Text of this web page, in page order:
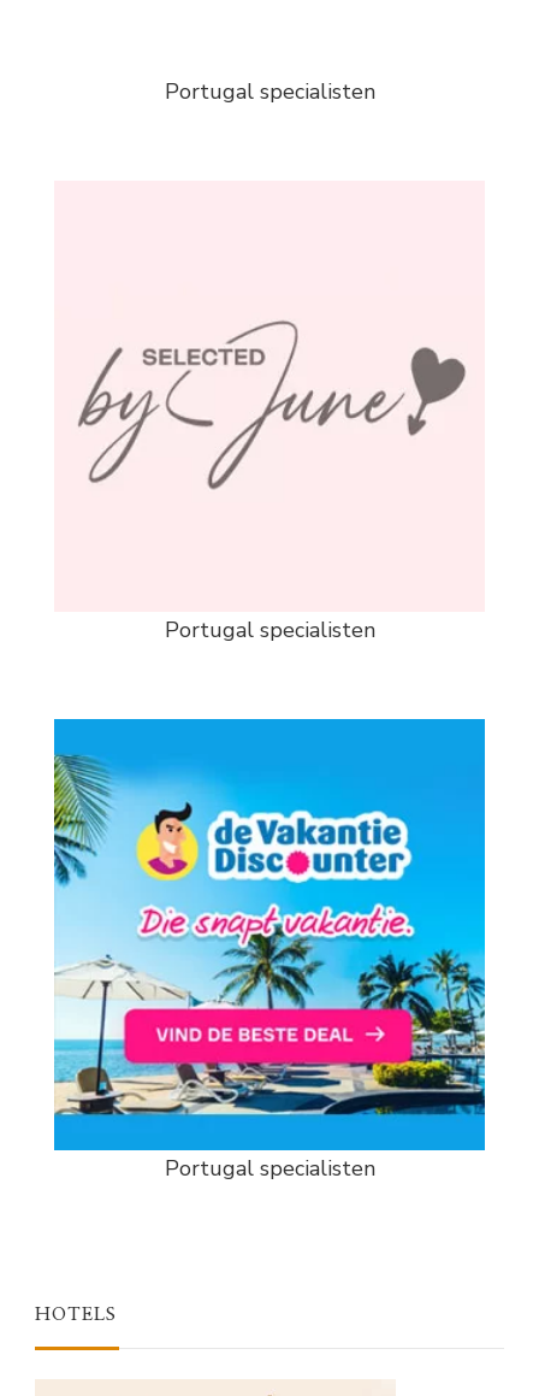
Portugal specialisten
Portugal specialisten
Portugal specialisten
HOTELS